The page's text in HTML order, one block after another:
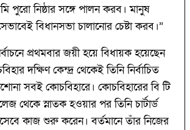
পুরো নিষ্ঠার সঙ্গে পালন করব। মানুষ
বিধানসভা চালানোর চেষ্টা করব।”
প্রথমবার জয়ী হয়ে বিধায়ক হয়েছেন
দক্ষিণ কেন্দ্র থেকেই তিনি নির্বাচিত
সবই কোচবিহারে। কোচবিহারের বি টি
থেকে স্নাতক হওয়ার পর তিনি চার্টার্ড
কাজ শুরু করেন। বর্তমানে তাঁর নিজের